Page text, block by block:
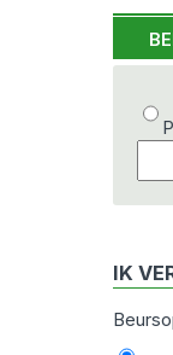
IK